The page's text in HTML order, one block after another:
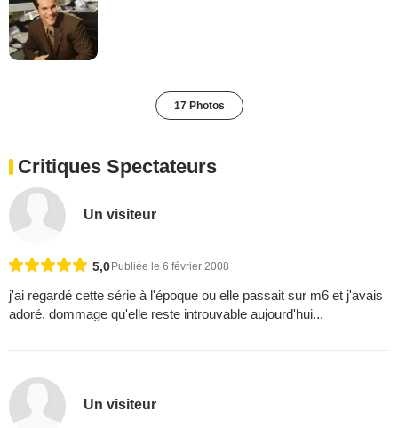
17 Photos
Critiques Spectateurs
Un visiteur
5,0 Publiée le 6 février 2008
j'ai regardé cette série à l'époque ou elle passait sur m6 et j'avais
adoré. dommage qu'elle reste introuvable aujourd'hui...
Un visiteur